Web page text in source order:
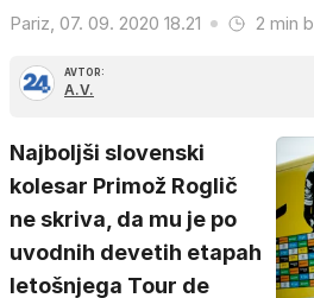
Pariz, 07. 09. 2020 18.21 2 min
AVTOR:
A.V.
Najboljši slovenski
kolesar Primož Roglič
ne skriva, da mu je po
uvodnih devetih etapah
letošnjega Tour de